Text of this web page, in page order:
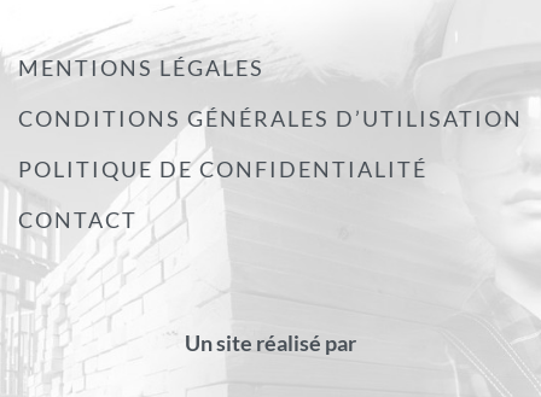
MENTIONS LÉGALES
CONDITIONS GÉNÉRALES D’UTILISATION
POLITIQUE DE CONFIDENTIALITÉ
CONTACT
Un site réalisé par